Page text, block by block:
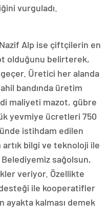
vurguladı.
Alp ise çiftçilerin en
olduğunu belirterek,
geçer. Üretici her alanda
bandında üretim
maliyeti mazot, gübre
yevmiye ücretleri 750
istihdam edilen
artık bilgi ve teknoloji ile
sağolsun,
veriyor. Özellikte
ile kooperatifler
ayakta kalması demek